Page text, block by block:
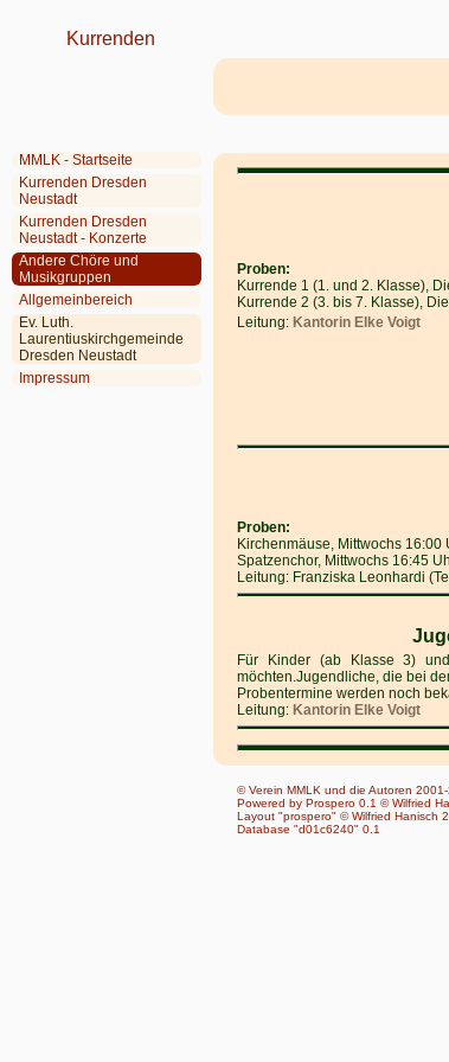
Kurrenden
MMLK - Startseite
Kurrenden Dresden
Neustadt
Kurrenden Dresden
Neustadt - Konzerte
Andere Chöre und
Musikgruppen
Allgemeinbereich
Ev. Luth.
Laurentiuskirchgemeinde
Dresden Neustadt
Impressum
Proben:
Kurrende 1 (1. und 2. Klasse),
Kurrende 2 (3. bis 7. Klasse),
Leitung: Kantorin Elke Voigt
Proben:
Kirchenmäuse, Mittwochs 16:00
Spatzenchor, Mittwochs 16:45
Leitung: Franziska Leonhardi
Für Kinder (ab Klasse 3)
möchten.Jugendliche, die bei
Probentermine werden noch
Leitung: Kantorin Elke Voigt
© Verein MMLK und die Autoren
Powered by Prospero 0.1 © Wilfried
Layout "prospero" © Wilfried Hanisch
Database "d01c6240" 0.1